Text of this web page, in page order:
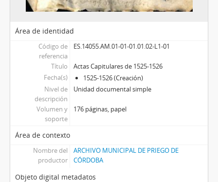
Área de identidad
Código de
referencia
ES.14055.AM.01-01-01.01.02-L1-01
Título
Actas Capitulares de 1525-1526
Fecha(s)
1525-1526 (Creación)
Nivel de
descripción
Unidad documental simple
Volumen y
soporte
176 páginas, papel
Área de contexto
Nombre del
productor
ARCHIVO MUNICIPAL DE PRIEGO DE
CÓRDOBA
Objeto digital metadatos